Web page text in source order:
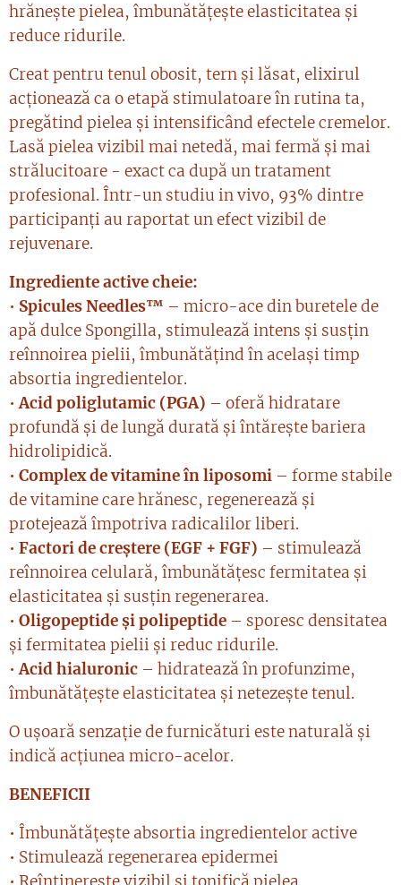
hrănește pielea, îmbunătățește elasticitatea și
reduce ridurile.
Creat pentru tenul obosit, tern și lăsat, elixirul
acționează ca o etapă stimulatoare în rutina ta,
pregătind pielea și intensificând efectele cremelor.
Lasă pielea vizibil mai netedă, mai fermă și mai
strălucitoare - exact ca după un tratament
profesional. Într-un studiu in vivo, 93% dintre
participanți au raportat un efect vizibil de
rejuvenare.
Ingrediente active cheie:
• Spicules Needles™ – micro-ace din buretele de
apă dulce Spongilla, stimulează intens și susțin
reînnoirea pielii, îmbunătățind în același timp
absortia ingredientelor.
•Acid poliglutamic (PGA) – oferă hidratare
profundă și de lungă durată și întărește bariera
hidrolipidică.
• Complex de vitamine în liposomi – forme stabile
de vitamine care hrănesc, regenerează și
protejează împotriva radicalilor liberi.
• Factori de creștere (EGF + FGF) – stimulează
reînnoirea celulară, îmbunătățesc fermitatea și
elasticitatea și susțin regenerarea.
• Oligopeptide și polipeptide – sporesc densitatea
și fermitatea pielii și reduc ridurile.
•Acid hialuronic – hidratează în profunzime,
îmbunătățește elasticitatea și netezește tenul.
O ușoară senzație de furnicături este naturală și
indică acțiunea micro-acelor.
BENEFICII
• Îmbunătățește absortia ingredientelor active
• Stimulează regenerarea epidermei